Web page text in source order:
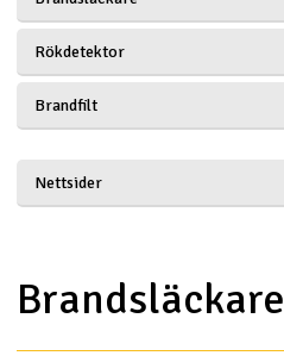
Båtar
Drönare
Helikopter
Rökdetektor
Brandfilt
Nettsider
Brandsläckare